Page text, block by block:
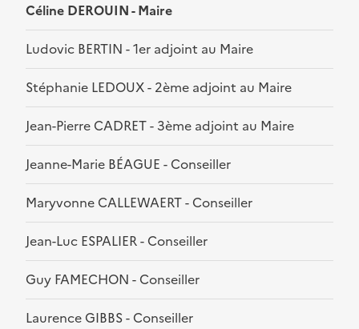
Céline DEROUIN - Maire
Ludovic BERTIN - 1er adjoint au Maire
Stéphanie LEDOUX - 2ème adjoint au Maire
Jean-Pierre CADRET - 3ème adjoint au Maire
Jeanne-Marie BÉAGUE - Conseiller
Maryvonne CALLEWAERT - Conseiller
Jean-Luc ESPALIER - Conseiller
Guy FAMECHON - Conseiller
Laurence GIBBS - Conseiller